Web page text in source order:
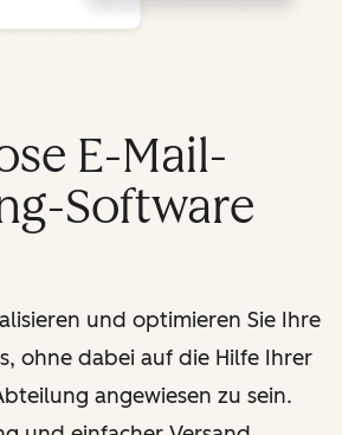
E-Mail-
Software
und optimieren Sie Ihre
ohne dabei auf die Hilfe Ihrer
angewiesen zu sein.